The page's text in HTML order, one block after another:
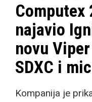
najavio
novu
SDXC i
Kompanija je